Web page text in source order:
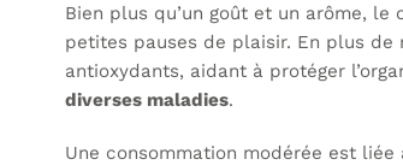
Bien plus qu’un goût et un arôme,
petites pauses de plaisir. En plus de
antioxydants, aidant à protéger
diverses maladies.
Une consommation modérée est